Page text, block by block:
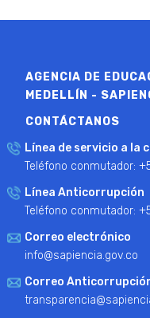
AGENCIA DE
MEDELLÍN -
CONTÁCTANOS
Línea de servicio a la
Teléfono conmutador:
Línea Anticorrupción
Teléfono conmutador:
Correo electrónico
info@sapiencia.gov.co
Correo